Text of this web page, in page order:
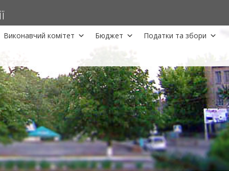
Виконавчий комітет Бюджет Податки та збори